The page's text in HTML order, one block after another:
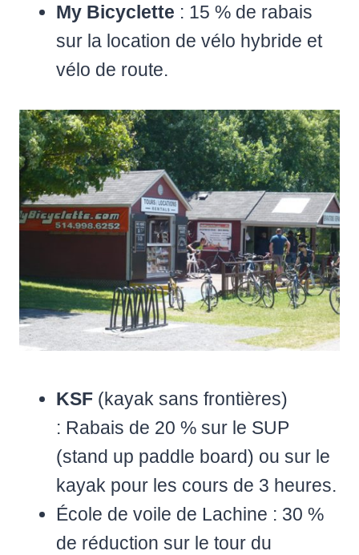
My Bicyclette : 15 % de rabais
sur la location de vélo hybride et
vélo de route.
KSF (kayak sans frontières)
: Rabais de 20 % sur le SUP
(stand up paddle board) ou sur le
kayak pour les cours de 3 heures.
École de voile de Lachine : 30 %
de réduction sur le tour du